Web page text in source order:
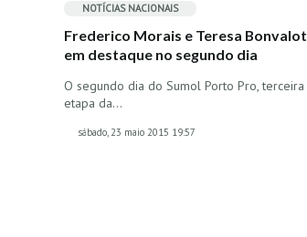
NOTÍCIAS NACIONAIS
Frederico Morais e Teresa Bonvalot
em destaque no segundo dia
O segundo dia do Sumol Porto Pro, terceira
etapa da…
sábado, 23 maio 2015 19:57